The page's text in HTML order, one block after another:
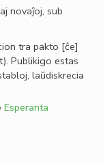
novaĵoj, sub
tra pakto [ĉe]
. Publikigo estas
laŭdiskrecia
Esperanta